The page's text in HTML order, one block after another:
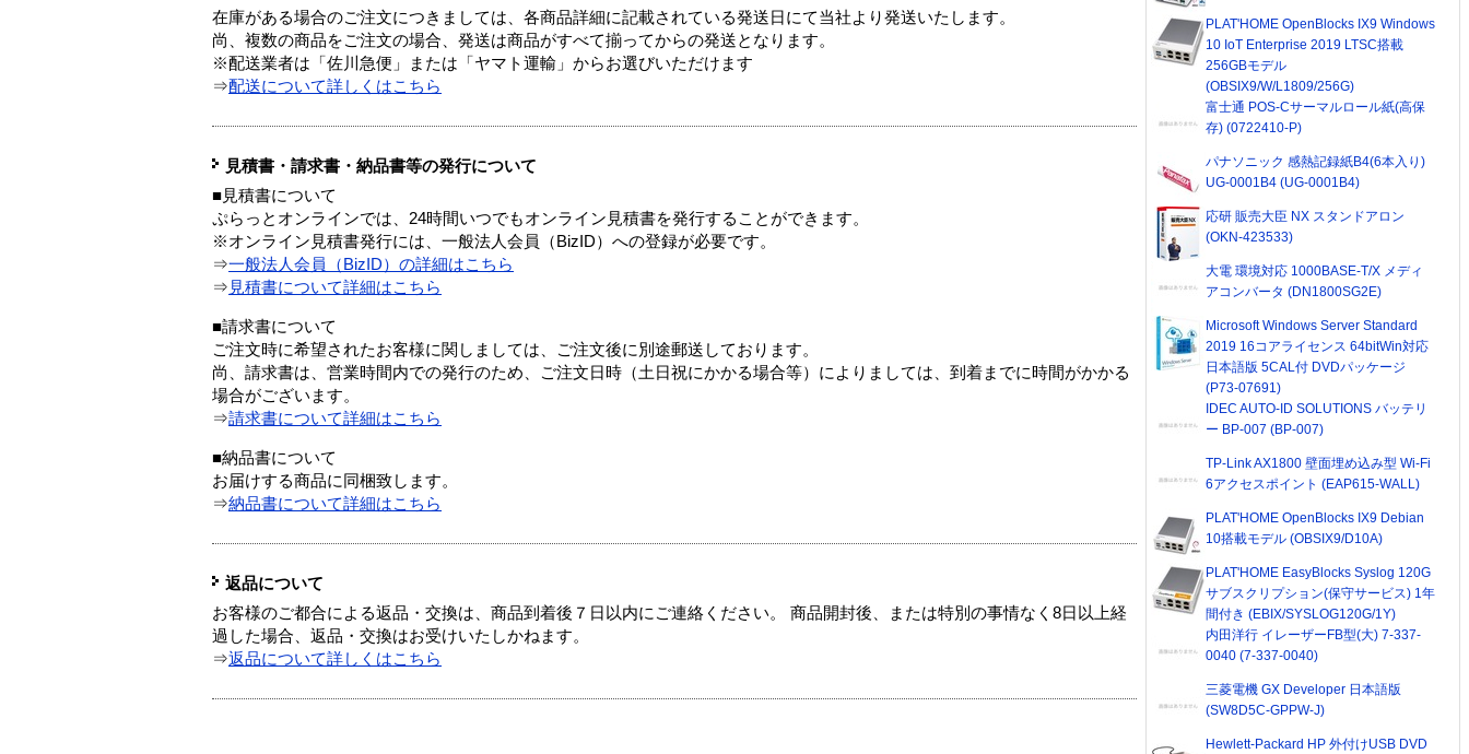
在庫がある場合のご注文につきましては、各商品詳細に記載されている発送日にて当社より発送いたします。
尚、複数の商品をご注文の場合、発送は商品がすべて揃ってからの発送となります。
※配送業者は「佐川急便」または「ヤマト運輸」からお選びいただけます
⇒配送について詳しくはこちら
見積書・請求書・納品書等の発行について
■見積書について
ぷらっとオンラインでは、24時間いつでもオンライン見積書を発行することができます。
※オンライン見積書発行には、一般法人会員（BizID）への登録が必要です。
⇒一般法人会員（BizID）の詳細はこちら
⇒ 見積書について詳細はこちら
■請求書について
ご注文時に希望されたお客様に関しましては、ご注文後に別途郵送しております。
尚、請求書は、営業時間内での発行のため、ご注文日時（土日祝にかかる場合等）によりましては、到着までに時間がかかる
場合がございます。
⇒請求書について詳細はこちら
■納品書について
お届けする商品に同梱致します。
⇒納品書について詳細はこちら
返品について
お客様のご都合による返品・交換は、商品到着後７日以内にご連絡ください。 商品開封後、または特別の事情なく8日以上経
過した場合、返品・交換はお受けいたしかねます。
⇒返品について詳しくはこちら
PLAT'HOME OpenBlocks IX9 Windows
10 IoT Enterprise 2019 LTSC搭載
256GBモデル
(OBSIX9/W/L1809/256G)
富士通 POS-Cサーマルロール紙(高保
存) (0722410-P)
パナソニック 感熱記録紙B4(6本入り)
UG-0001B4 (UG-0001B4)
応研 販売大臣 NX スタンドアロン
(OKN-423533)
大電 環境対応 1000BASE-T/X メディ
アコンバータ (DN1800SG2E)
Microsoft Windows Server Standard
2019 16コアライセンス 64bitWin対応
日本語版 5CAL付 DVDパッケージ
(P73-07691)
IDEC AUTO-ID SOLUTIONS バッテリ
ー BP-007 (BP-007)
TP-Link AX1800 壁面埋め込み型 Wi-Fi
6アクセスポイント (EAP615-WALL)
PLAT'HOME OpenBlocks IX9 Debian
10搭載モデル (OBSIX9/D10A)
PLAT'HOME EasyBlocks Syslog 120G
サブスクリプション(保守サービス) 1年
間付き (EBIX/SYSLOG120G/1Y)
内田洋行 イレーザーFB型(大) 7-337-
0040 (7-337-0040)
三菱電機 GX Developer 日本語版
(SW8D5C-GPPW-J)
Hewlett-Packard HP 外付けUSB DVD